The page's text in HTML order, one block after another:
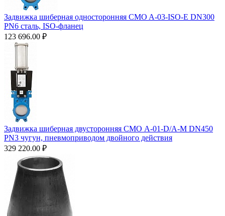
Задвижка шиберная односторонняя CMO A-03-ISO-E DN300
PN6 сталь, ISO-фланец
123 696.00 ₽
Задвижка шиберная двусторонняя СМО А-01-D/A-M DN450
PN3 чугун, пневмоприводом двойного действия
329 220.00 ₽